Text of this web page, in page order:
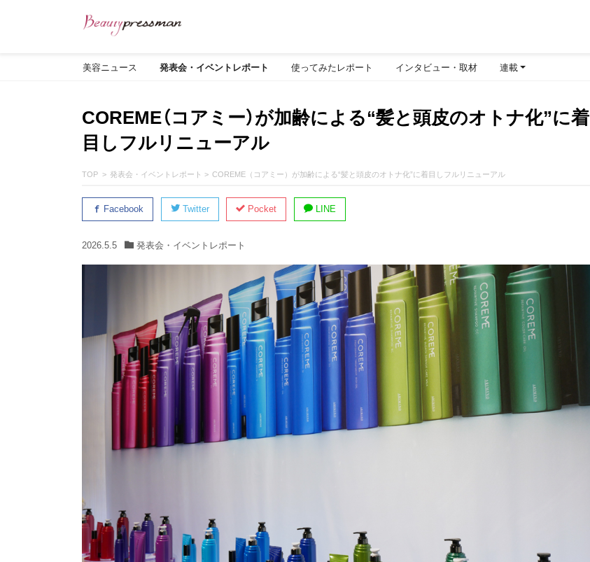
美容ニュース 発表会・イベントレポート 使ってみたレポート インタビュー・取材 連載
COREME（コアミー）が加齢による“髪と頭皮のオトナ化”に着
目しフルリニューアル
TOP 発表会・イベントレポート COREME（コアミー）が加齢による“髪と頭皮のオトナ化”に着目しフルリニューアル
Facebook Twitter Pocket LINE
2026.5.5 発表会・イベントレポート